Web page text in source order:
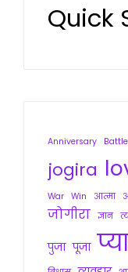
Quick
Anniversary Battle
jogira
War Win आत्मा
जोगीरा ज्ञान
पुजा पूजा